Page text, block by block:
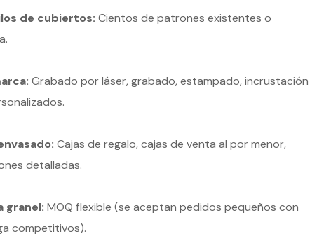
de cubiertos: Cientos de patrones existentes o
Grabado por láser, grabado, estampado, incrustación
Cajas de regalo, cajas de venta al por menor,
detalladas.
granel: MOQ flexible (se aceptan pedidos pequeños con
competitivos).